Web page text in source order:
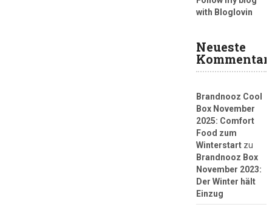
with Bloglovin
Neueste
Brandnooz Cool
Box November
2025: Comfort
Food zum
Winterstartzu
Brandnooz Box
November 2023:
Der Winter hält
Einzug